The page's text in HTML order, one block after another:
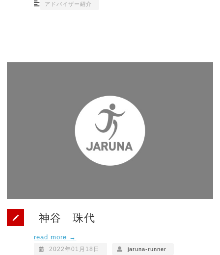
アドバイザー紹介
神谷 珠代
read more →
2022年01月18日 jaruna-runner